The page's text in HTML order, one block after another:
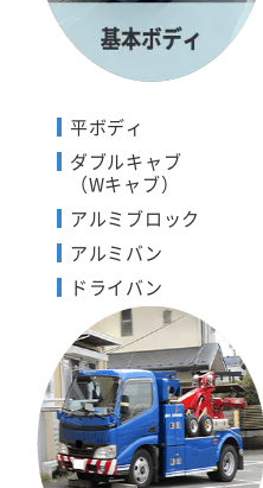
平ボディ
ダブルキャブ
（Wキャブ）
アルミブロック
アルミバン
ドライバン